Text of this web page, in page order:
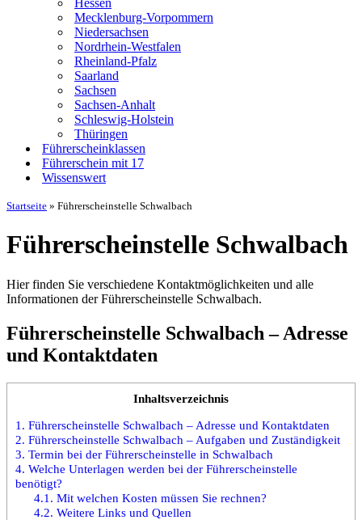
Hessen
Mecklenburg-Vorpommern
Niedersachsen
Nordrhein-Westfalen
Rheinland-Pfalz
Saarland
Sachsen
Sachsen-Anhalt
Schleswig-Holstein
Thüringen
Führerscheinklassen
Führerschein mit 17
Wissenswert
Startseite » Führerscheinstelle Schwalbach
Führerscheinstelle Schwalbach
Hier finden Sie verschiedene Kontaktmöglichkeiten und alle
Informationen der Führerscheinstelle Schwalbach.
Führerscheinstelle Schwalbach – Adresse
und Kontaktdaten
Inhaltsverzeichnis
1. Führerscheinstelle Schwalbach – Adresse und Kontaktdaten
2. Führerscheinstelle Schwalbach – Aufgaben und Zuständigkeit
3. Termin bei der Führerscheinstelle in Schwalbach
4. Welche Unterlagen werden bei der Führerscheinstelle
benötigt?
4.1. Mit welchen Kosten müssen Sie rechnen?
4.2. Weitere Links und Quellen